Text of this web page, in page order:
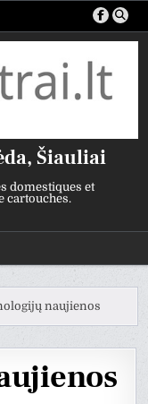
Šiauliai
domestiques et
cartouches.
naujienos